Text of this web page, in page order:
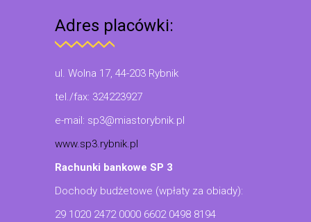
Adres placówki:
ul. Wolna 17, 44-203 Rybnik
tel./fax: 324223927
e-mail: sp3@miastorybnik.pl
www.sp3.rybnik.pl
Rachunki bankowe SP 3
Dochody budżetowe (wpłaty za obiady):
29 1020 2472 0000 6602 0498 8194